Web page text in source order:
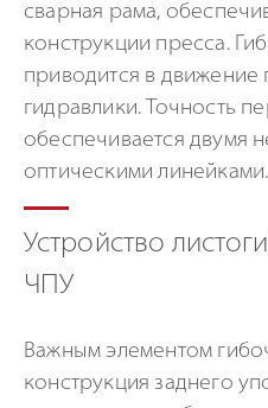
сварная рама,
конструкции пресса.
приводится в
гидравлики. Точность
обеспечивается двумя
оптическими линейками.
Устройство
ЧПУ
Важным элементом
конструкция заднего